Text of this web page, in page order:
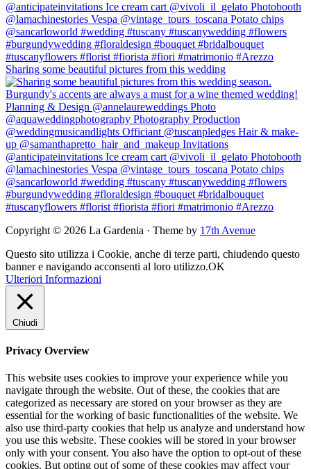
Sharing some beautiful pictures from this wedding
Copyright © 2026 La Gardenia · Theme by 17th Avenue
Questo sito utilizza i Cookie, anche di terze parti, chiudendo questo
banner e navigando acconsenti al loro utilizzo.OK
Ulteriori Informazioni
Chiudi
Privacy Overview
This website uses cookies to improve your experience while you
navigate through the website. Out of these, the cookies that are
categorized as necessary are stored on your browser as they are
essential for the working of basic functionalities of the website. We
also use third-party cookies that help us analyze and understand how
you use this website. These cookies will be stored in your browser
only with your consent. You also have the option to opt-out of these
cookies. But opting out of some of these cookies may affect your